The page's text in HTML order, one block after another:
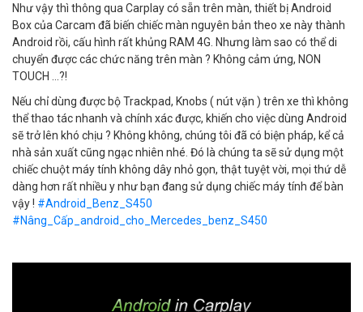
Như vậy thì thông qua Carplay có sẵn trên màn, thiết bị Android
Box của Carcam đã biến chiếc màn nguyên bản theo xe này thành
Android rồi, cấu hình rất khủng RAM 4G. Nhưng làm sao có thể di
chuyển được các chức năng trên màn ? Không cảm ứng, NON
TOUCH ...?!
Nếu chỉ dùng được bộ Trackpad, Knobs ( nút vặn ) trên xe thì không
thể thao tác nhanh và chính xác được, khiến cho việc dùng Android
sẽ trở lên khó chịu ? Không không, chúng tôi đã có biện pháp, kể cả
nhà sản xuất cũng ngạc nhiên nhé. Đó là chúng ta sẽ sử dụng một
chiếc chuột máy tính không dây nhỏ gọn, thật tuyệt vời, mọi thứ dễ
dàng hơn rất nhiều y như bạn đang sử dụng chiếc máy tính để bàn
vậy ! #Android_Benz_S450
#Nâng_Cấp_android_cho_Mercedes_benz_S450